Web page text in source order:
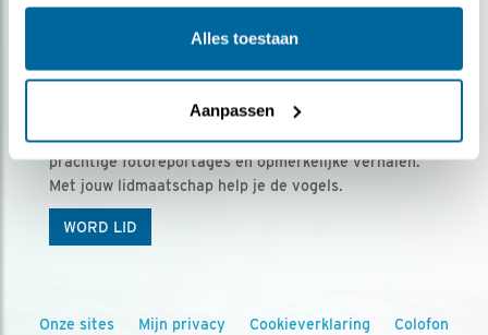
Alles toestaan
Aanpassen
Ontvang 5 x Vogels voor € 36,00 per jaar
Vogels is het tijdschrift voor onze leden, met
prachtige fotoreportages en opmerkelijke verhalen.
Met jouw lidmaatschap help je de vogels.
WORD LID
Onze sites Mijn privacy Cookieverklaring Colofon